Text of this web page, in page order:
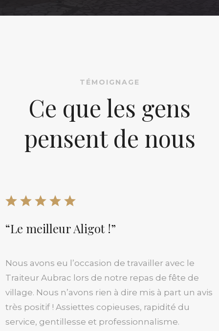
TÉMOIGNAGE
Ce que les gens
pensent de nous
“Le meilleur Aligot !”
Nous avons eu l’occasion de travailler avec le
Traiteur Aubrac lors de notre repas de fête de
village. Nous n’avons rien à dire mis à part un avis
très positif ! Assiettes copieuses, rapidité du
service, gentillesse et professionnalisme.